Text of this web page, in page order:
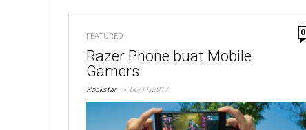
FEATURED 0
Razer Phone buat Mobile
Gamers
Rockstar 06/11/2017